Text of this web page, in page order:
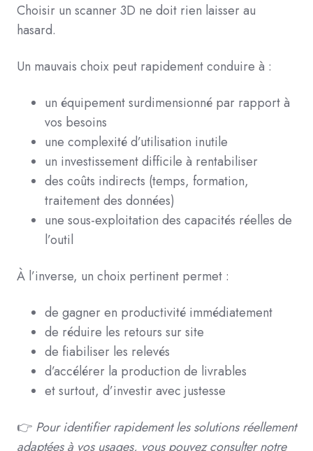
Choisir un scanner 3D ne doit rien laisser au
hasard.
Un mauvais choix peut rapidement conduire à :
un équipement surdimensionné par rapport à
vos besoins
une complexité d’utilisation inutile
un investissement difficile à rentabiliser
des coûts indirects (temps, formation,
traitement des données)
une sous-exploitation des capacités réelles de
l’outil
À l’inverse, un choix pertinent permet :
de gagner en productivité immédiatement
de réduire les retours sur site
de fiabiliser les relevés
d’accélérer la production de livrables
et surtout, d’investir avec justesse
👉 Pour identifier rapidement les solutions réellement
adaptées à vos usages, vous pouvez consulter notre